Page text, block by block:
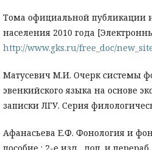
Тома официальной публикации
населения 2010 года
http://www.gks.ru/free_doc/
Матусевич М.И. Очерк системы
эвенкийского языка на основе
записки ЛГУ. Серия
Афанасьева Е.Ф. Фонология и